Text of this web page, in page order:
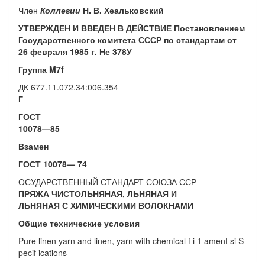
Член Коллегии Н. В. Хеальковский
УТВЕРЖДЕН И ВВЕДЕН В ДЕЙСТВИЕ Постановлением
Государст­венного комитета СССР по стандартам от
26 февраля 1985 г. Не 378У
Группа M7f
ДК 677.11.072.34:006.354
Г
ГОСТ
10078—85
Взамен
ГОСТ 10078— 74
ОСУДАРСТВЕННЫЙ СТАНДАРТ СОЮЗА ССР
ПРЯЖА ЧИСТОЛЬНЯНАЯ, ЛЬНЯНАЯ И
ЛЬНЯНАЯ С ХИМИЧЕСКИМИ ВОЛОКНАМИ
Общие технические условия
Pure linen yarn and linen, yarn with chemical f і 1 ament si S
pecif ications